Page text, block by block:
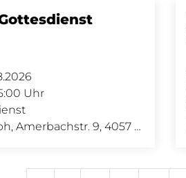
Uhr
St. Joseph, Amerbachstr. 9, 4057 Basel